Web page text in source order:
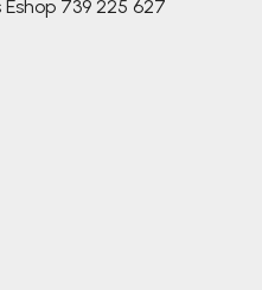
Eshop 739 225 627